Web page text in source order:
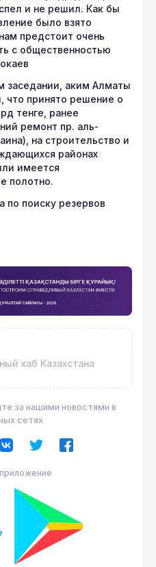
и не решил. Как бы
было взято
предстоит очень
с общественностью
заседании, аким Алматы
что принято решение о
тенге, ранее
ремонт пр. аль-
на строительство и
районах
имеется
полотно.
по поиску резервов
хаб Казахстана
за нашими новостями в
сетях